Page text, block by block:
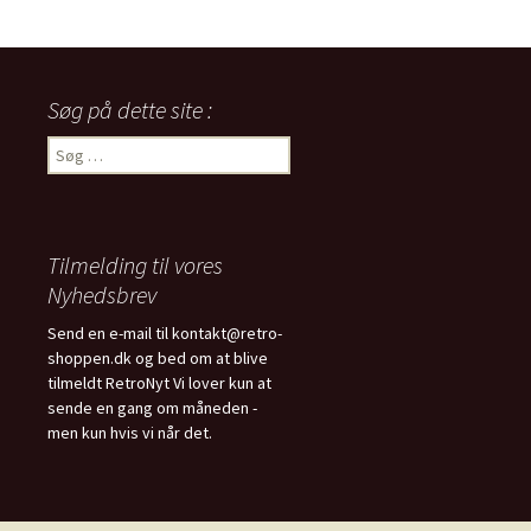
Søg på dette site :
Søg
efter:
Tilmelding til vores
Nyhedsbrev
Send en e-mail til kontakt@retro-
shoppen.dk og bed om at blive
tilmeldt RetroNyt Vi lover kun at
sende en gang om måneden -
men kun hvis vi når det.